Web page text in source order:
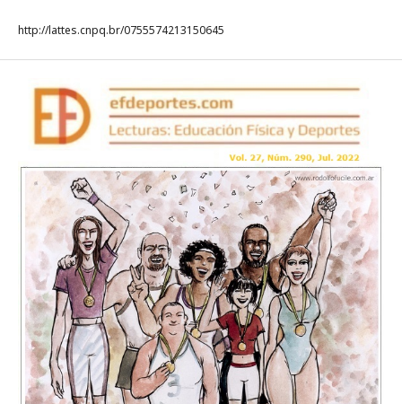
http://lattes.cnpq.br/0755574213150645